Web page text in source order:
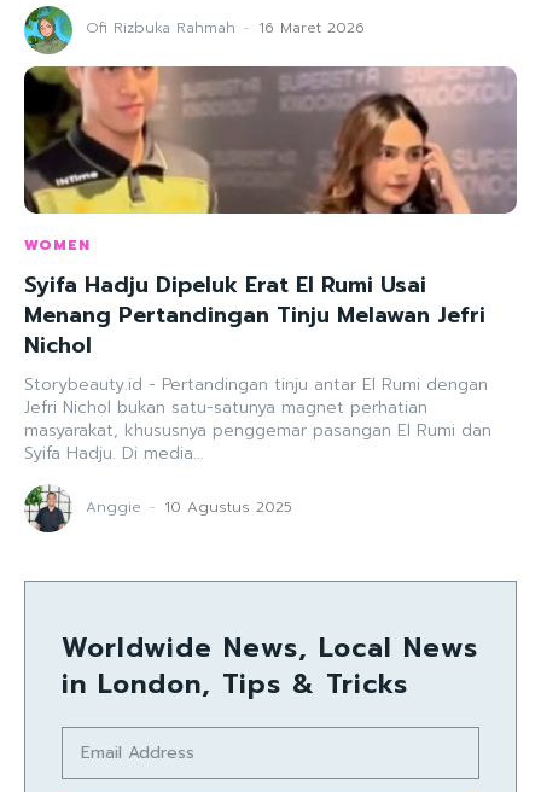
Ofi Rizbuka Rahmah - 16 Maret 2026
WOMEN
Syifa Hadju Dipeluk Erat El Rumi Usai
Menang Pertandingan Tinju Melawan Jefri
Nichol
Storybeauty.id - Pertandingan tinju antar El Rumi dengan
Jefri Nichol bukan satu-satunya magnet perhatian
masyarakat, khususnya penggemar pasangan El Rumi dan
Syifa Hadju. Di media...
Anggie - 10 Agustus 2025
Worldwide News, Local News
in London, Tips & Tricks